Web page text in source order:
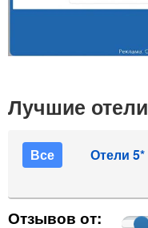
Лучшие
Все Отели 5*
Отзывов от: